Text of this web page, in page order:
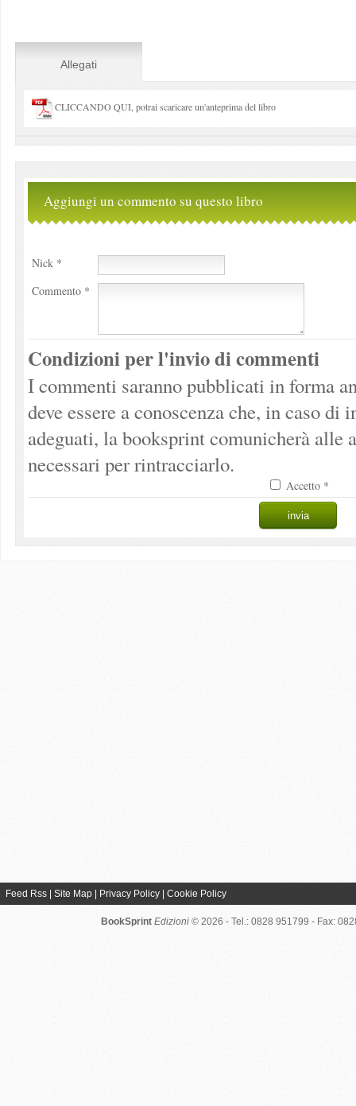
Allegati
CLICCANDO QUI, potrai scaricare un'anteprima del libro
Aggiungi un commento su questo libro
Nick *
Commento *
Condizioni per l'invio di commenti
I commenti saranno pubblicati in forma
deve essere a conoscenza che, in caso
adeguati, la booksprint comunicherà alle
necessari per rintracciarlo.
Accetto *
Feed Rss Site Map Privacy Policy Cookie Policy
BookSprint Edizioni © 2026 - Tel.: 0828 951799 - Fax: